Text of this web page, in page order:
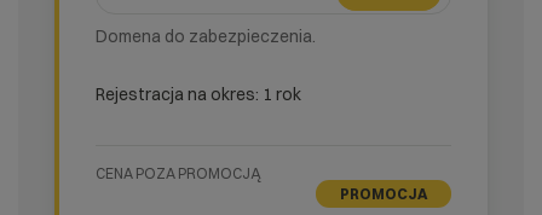
Domena do zabezpieczenia.
Rejestracja na okres: 1 rok
CENA POZA PROMOCJĄ
PROMOCJA